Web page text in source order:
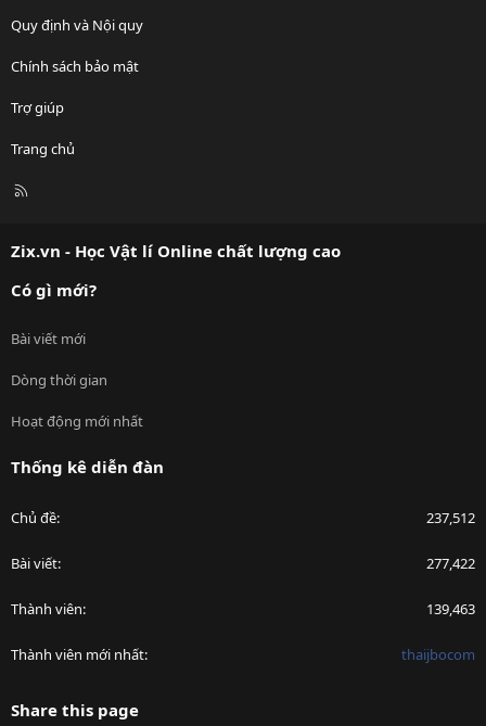
Quy định và Nội quy
Chính sách bảo mật
Trợ giúp
Trang chủ
R
Zix.vn - Học Vật lí Online chất lượng cao
Có gì mới?
Bài viết mới
Dòng thời gian
Hoạt động mới nhất
Thống kê diễn đàn
Chủ đề 237,512
Bài viết 277,422
Thành viên 139,463
Thành viên mới nhất thaijbocom
Share this page